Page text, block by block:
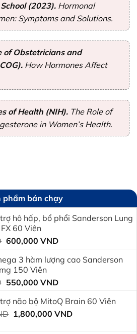
(2023). Hormonal
Symptoms and Solutions.
of Obstetricians and
How Hormones Affect
of Health (NIH). The Role of
in Women’s Health.
phẩm bán chạy
hô hấp, bổ phổi Sanderson Lung
60 Viên
Giá
là:
750,000 VND.
600,000 VNDGiá
tại
600,000 VND.
3 hàm lượng cao Sanderson
150 Viên
Giá
là:
900,000 VND.
550,000 VNDGiá
tại
là:
não bộ MitoQ Brain 60 Viên
Giá
1,800,000 VNDGiá